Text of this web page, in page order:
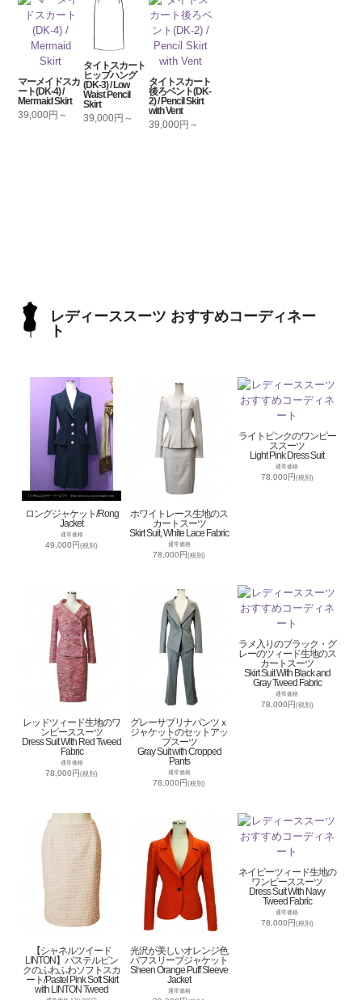
マーメイドスカ
ート(DK-4) /
Mermaid Skirt
39,000円～
タイトスカート
ヒップハング
(DK-3) / Low
Waist Pencil
Skirt
39,000円～
タイトスカート
後ろベント(DK-
2) / Pencil Skirt
with Vent
39,000円～
レディーススーツ おすすめコーディネー
ト
ロングジャケット/Rong
Jacket
通常価格
49,000円(税別)
ホワイトレース生地のス
カートスーツ
Skirt Suit, White Lace Fabric
通常価格
78,000円(税別)
ライトピンクのワンピー
ススーツ
Light Pink Dress Suit
通常価格
78,000円(税別)
レッドツィード生地のワ
ンピーススーツ
Dress Suit With Red Tweed
Fabric
通常価格
78,000円(税別)
グレーサブリナパンツｘ
ジャケットのセットアッ
プスーツ
Gray Suit with Cropped
Pants
通常価格
78,000円(税別)
ラメ入りのブラック・グ
レーのツィード生地のス
カートスーツ
Skirt Suit With Black and
Gray Tweed Fabric
通常価格
78,000円(税別)
【シャネルツイード
LINTON】パステルピン
クのふわふわソフトスカ
ート/Pastel Pink Soft Skirt
with LINTON Tweed
光沢が美しいオレンジ色
パフスリーブジャケット
Sheen Orange Puff Sleeve
Jacket
通常価格
ネイビーツィード生地の
ワンピーススーツ
Dress Suit With Navy
Tweed Fabric
通常価格
78,000円(税別)